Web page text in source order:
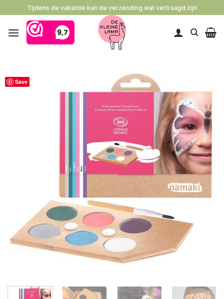
naar
inhoud
Tijdens de vakantie kan de verzending wat vertraagd zijn
Save